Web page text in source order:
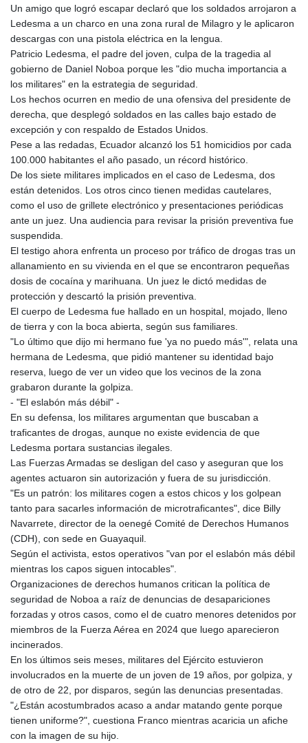
Un amigo que logró escapar declaró que los soldados arrojaron a
Ledesma a un charco en una zona rural de Milagro y le aplicaron
descargas con una pistola eléctrica en la lengua.
Patricio Ledesma, el padre del joven, culpa de la tragedia al
gobierno de Daniel Noboa porque les "dio mucha importancia a
los militares" en la estrategia de seguridad.
Los hechos ocurren en medio de una ofensiva del presidente de
derecha, que desplegó soldados en las calles bajo estado de
excepción y con respaldo de Estados Unidos.
Pese a las redadas, Ecuador alcanzó los 51 homicidios por cada
100.000 habitantes el año pasado, un récord histórico.
De los siete militares implicados en el caso de Ledesma, dos
están detenidos. Los otros cinco tienen medidas cautelares,
como el uso de grillete electrónico y presentaciones periódicas
ante un juez. Una audiencia para revisar la prisión preventiva fue
suspendida.
El testigo ahora enfrenta un proceso por tráfico de drogas tras un
allanamiento en su vivienda en el que se encontraron pequeñas
dosis de cocaína y marihuana. Un juez le dictó medidas de
protección y descartó la prisión preventiva.
El cuerpo de Ledesma fue hallado en un hospital, mojado, lleno
de tierra y con la boca abierta, según sus familiares.
"Lo último que dijo mi hermano fue 'ya no puedo más'", relata una
hermana de Ledesma, que pidió mantener su identidad bajo
reserva, luego de ver un video que los vecinos de la zona
grabaron durante la golpiza.
- "El eslabón más débil" -
En su defensa, los militares argumentan que buscaban a
traficantes de drogas, aunque no existe evidencia de que
Ledesma portara sustancias ilegales.
Las Fuerzas Armadas se desligan del caso y aseguran que los
agentes actuaron sin autorización y fuera de su jurisdicción.
"Es un patrón: los militares cogen a estos chicos y los golpean
tanto para sacarles información de microtraficantes", dice Billy
Navarrete, director de la oenegé Comité de Derechos Humanos
(CDH), con sede en Guayaquil.
Según el activista, estos operativos "van por el eslabón más débil
mientras los capos siguen intocables".
Organizaciones de derechos humanos critican la política de
seguridad de Noboa a raíz de denuncias de desapariciones
forzadas y otros casos, como el de cuatro menores detenidos por
miembros de la Fuerza Aérea en 2024 que luego aparecieron
incinerados.
En los últimos seis meses, militares del Ejército estuvieron
involucrados en la muerte de un joven de 19 años, por golpiza, y
de otro de 22, por disparos, según las denuncias presentadas.
"¿Están acostumbrados acaso a andar matando gente porque
tienen uniforme?", cuestiona Franco mientras acaricia un afiche
con la imagen de su hijo.